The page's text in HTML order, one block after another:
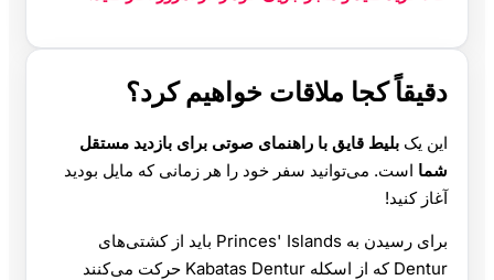
دقیقاً کجا ملاقات خواهیم کرد؟
این یک بلیط قایق با راهنمای صوتی برای بازدید مستقل
شما است. می‌توانید سفر خود را هر زمانی که مایل بودید
آغاز کنید!
برای رسیدن به Princes' Islands باید از کشتی‌های
Dentur که از اسکله Kabatas Dentur حرکت می‌کنند